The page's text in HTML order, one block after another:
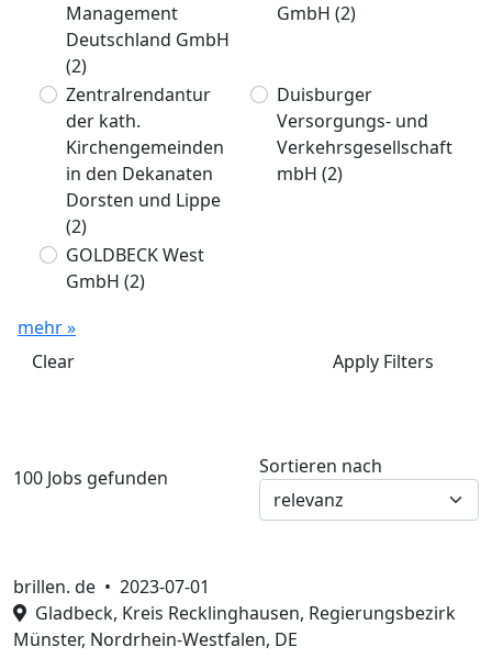
Management
Deutschland GmbH
(2)
GmbH (2)
Zentralrendantur
der kath.
Kirchengemeinden
in den Dekanaten
Dorsten und Lippe
(2)
Duisburger
Versorgungs- und
Verkehrsgesellschaft
mbH (2)
GOLDBECK West
GmbH (2)
mehr »
Clear
Apply Filters
100 Jobs gefunden Sortieren nach
brillen. de • 2023-07-01
Gladbeck, Kreis Recklinghausen, Regierungsbezirk
Münster, Nordrhein-Westfalen, DE